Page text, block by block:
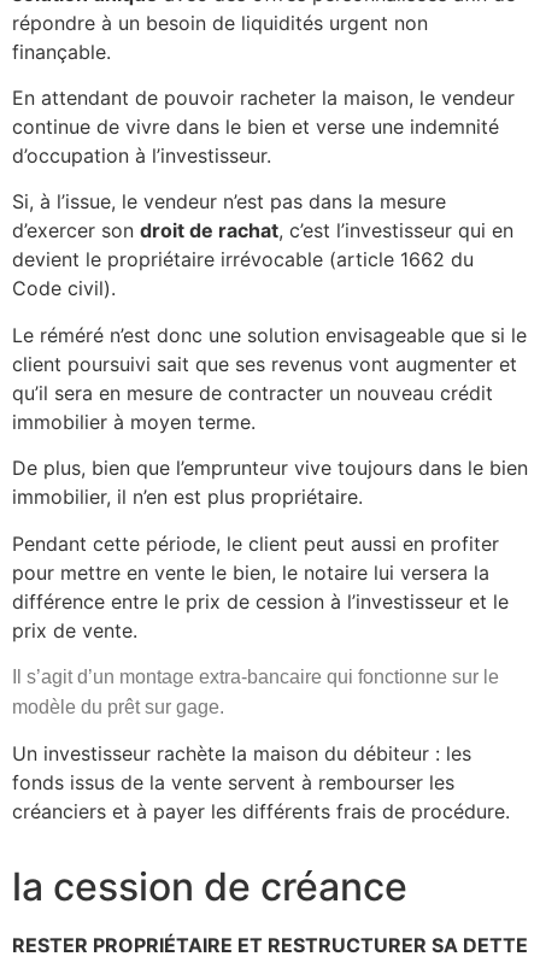
répondre à un besoin de liquidités urgent non
finançable.
En attendant de pouvoir racheter la maison, le vendeur
continue de vivre dans le bien et verse une indemnité
d’occupation à l’investisseur.
Si, à l’issue, le vendeur n’est pas dans la mesure
d’exercer son droit de rachat, c’est l’investisseur qui en
devient le propriétaire irrévocable (article 1662 du
Code civil).
Le réméré n’est donc une solution envisageable que si le
client poursuivi sait que ses revenus vont augmenter et
qu’il sera en mesure de contracter un nouveau crédit
immobilier à moyen terme.
De plus, bien que l’emprunteur vive toujours dans le bien
immobilier, il n’en est plus propriétaire.
Pendant cette période, le client peut aussi en profiter
pour mettre en vente le bien, le notaire lui versera la
différence entre le prix de cession à l’investisseur et le
prix de vente.
Il s’agit d’un montage extra-bancaire qui fonctionne sur le
modèle du prêt sur gage.
Un investisseur rachète la maison du débiteur : les
fonds issus de la vente servent à rembourser les
créanciers et à payer les différents frais de procédure.
la cession de créance
RESTER PROPRIÉTAIRE ET RESTRUCTURER SA DETTE